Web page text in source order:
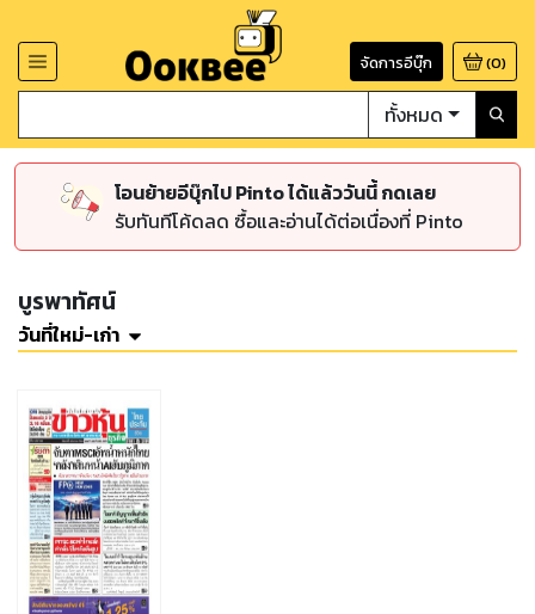
จัดการอีบุ๊ก (0)
ทั้งหมด
โอนย้ายอีบุ๊กไป Pinto ได้แล้ววันนี้ กดเลย
รับทันทีโค้ดลด ซื้อและอ่านได้ต่อเนื่องที่ Pinto
บูรพาทัศน์
วันที่ใหม่-เก่า